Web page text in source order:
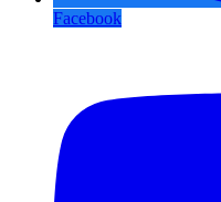
Facebook